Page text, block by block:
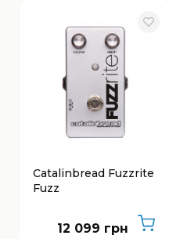
Catalinbread Fuzzrite
Fuzz
12 099 грн